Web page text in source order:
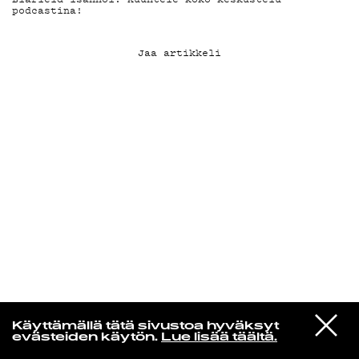
Käyttämällä tätä sivustoa hyväksyt
evästeiden käytön. Lue lisää täältä.
VIESTI
STUDIOON
Ariana Grande
oh well
podcastina!
Jaa artikkeli